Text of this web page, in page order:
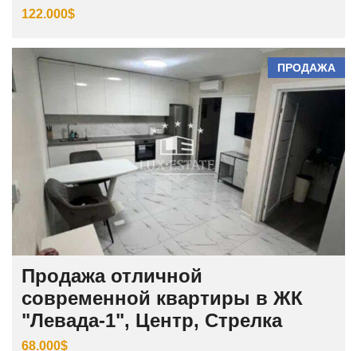
122.000$
ПРОДАЖА
Продажа отличной
современной квартиры в ЖК
"Левада-1", Центр, Стрелка
68.000$